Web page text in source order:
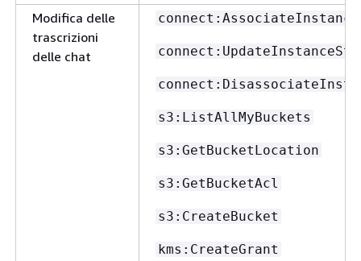
Modifica delle
trascrizioni
delle chat
s3:ListAllMyBuckets
s3:GetBucketLocation
s3:GetBucketAcl
s3:CreateBucket
kms:CreateGrant